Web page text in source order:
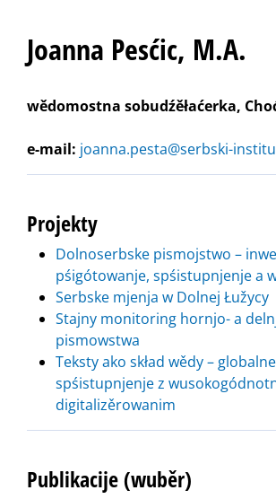
Joanna Pesćic, M.A.
wědomostna sobudźěłaćerka,
e-mail: joanna.pesta@serbski-
Projekty
Dolnoserbske pismojstwo –
pśigótowanje, spśistupnjenje a
Serbske mjenja w Dolnej Łužycy
Stajny monitoring hornjo- a
pismowstwa
Teksty ako skład wědy – globalne
spśistupnjenje z
digitalizěrowanim
Publikacije (wuběr)